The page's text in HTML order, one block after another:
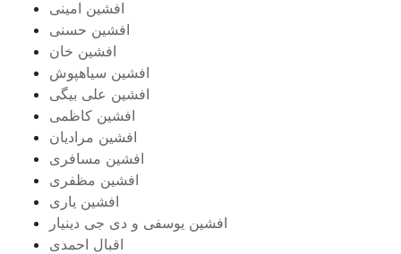
افشین امینی
افشین حسنی
افشین خان
افشین سیاهپوش
افشین علی بیگی
افشین کاظمی
افشین مرادیان
افشین مسافری
افشین مظفری
افشین یاری
افشین یوسفی و دی جی دینیار
اقبال احمدی